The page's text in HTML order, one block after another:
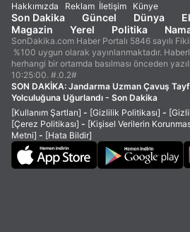
Hakkımızda Reklam İletişim Künye
Son Dakika Güncel Dünya
Magazin
Yerel Politika
SonDakika.com Haber Portalı 5846 sayılı
%100 uygun olarak yayınlanmaktadır.
herhangi bir ortamda basılması önceden
10:25:00. #.0.2#
SON DAKİKA: Jandarma Uzman Çavuş
Yolculuğuna Uğurlandı - Son Dakika
[Kullanım Şartları] - [Gizlilik Politikası] -
[Çerez Politikası] - [Kişisel Verilerin
Metni] - [Hata Bildir]